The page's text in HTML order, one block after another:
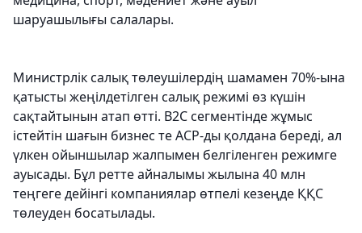
шаруашылығы салалары.
Министрлік салық төлеушілердің шамамен 70%-ына
қатысты жеңілдетілген салық режимі өз күшін
сақтайтынын атап өтті. B2C сегментінде жұмыс
істейтін шағын бизнес те АСР-ды қолдана береді, ал
үлкен ойыншылар жалпымен белгіленген режимге
ауысады. Бұл ретте айналымы жылына 40 млн
теңгеге дейінгі компаниялар өтпелі кезеңде ҚҚС
төлеуден босатылады.